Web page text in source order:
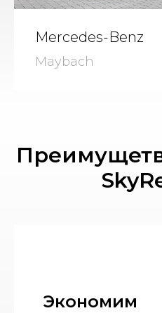
Mercedes-Benz
Maybach
Экономим